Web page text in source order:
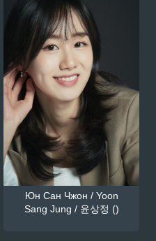
Юн Сан Чжон / Yoon
Sang Jung / 윤상정 ()